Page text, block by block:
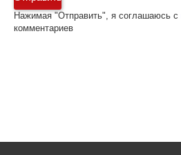
Нажимая "Отправить", я соглашаюсь с
комментариев